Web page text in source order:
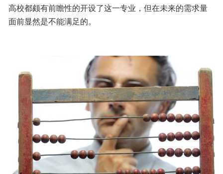
高校都颇有前瞻性的开设了这一专业，但在未来的需求量
面前显然是不能满足的。